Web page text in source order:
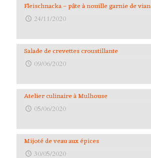
Fleischnacka – pâte à nouille garnie de
24/11/2020
Salade de crevettes croustillante
09/06/2020
Atelier culinaire à Mulhouse
05/06/2020
Mijoté de veau aux épices
30/05/2020